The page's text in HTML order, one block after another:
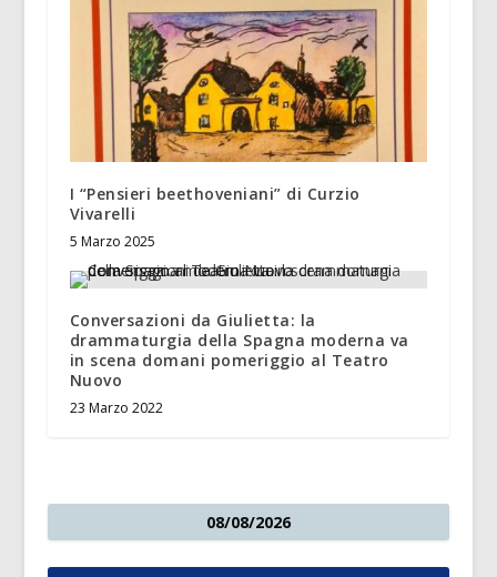
I “Pensieri beethoveniani” di Curzio
Vivarelli
5 Marzo 2025
Conversazioni da Giulietta: la
drammaturgia della Spagna moderna va
in scena domani pomeriggio al Teatro
Nuovo
23 Marzo 2022
08/08/2026